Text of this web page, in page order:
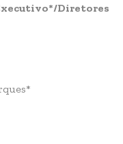
Diretores